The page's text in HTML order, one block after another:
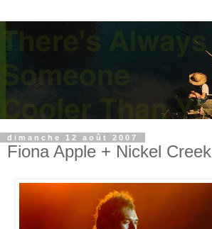
dimanche 12 août 2007
Fiona Apple + Nickel Creek